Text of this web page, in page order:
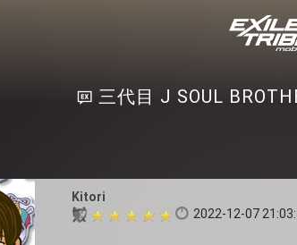
三代目 J SOUL
Kitori
2022-12-07